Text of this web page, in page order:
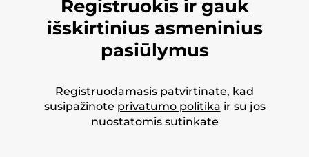
Registruokis ir gauk
išskirtinius asmeninius
pasiūlymus
Registruodamasis patvirtinate, kad
susipažinote privatumo politika ir su jos
nuostatomis sutinkate